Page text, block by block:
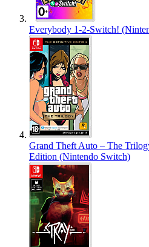
Everybody 1-2-Switch!
Grand Theft Auto – The
Edition (Nintendo Switch)